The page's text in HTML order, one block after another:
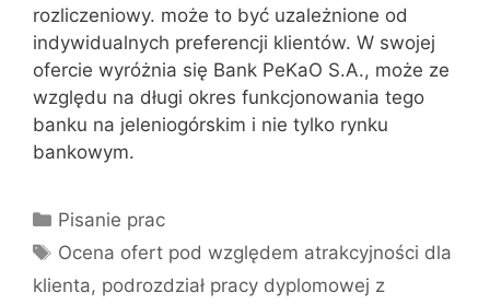
rozliczeniowy. może to być uzależnione od
indywidualnych preferencji klientów. W swojej
ofercie wyróżnia się Bank PeKaO S.A., może ze
względu na długi okres funkcjonowania tego
banku na jeleniogórskim i nie tylko rynku
bankowym.
Kategorie
Pisanie prac
Tagi
Ocena ofert pod względem atrakcyjności dla
klienta, podrozdział pracy dyplomowej z